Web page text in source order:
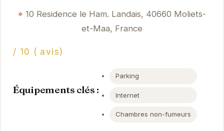
10 Residence le Ham. Landais, 40660 Moliets-
et-Maa, France
/ 10 ( avis)
Équipements clés :
Parking
Internet
Chambres non-fumeurs